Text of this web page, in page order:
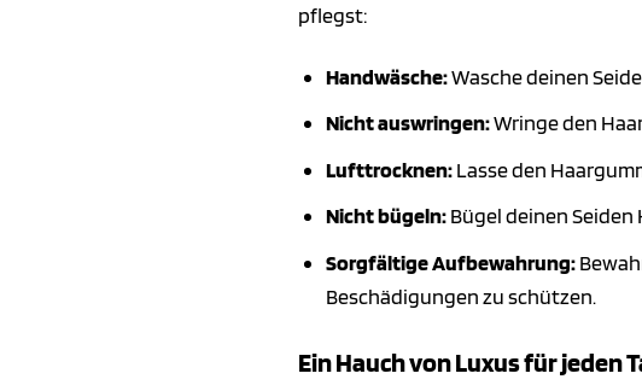
pflegst:
Handwäsche:Wasche deinen
Nicht auswringen:Wringe den
Lufttrocknen:Lasse den
Nicht bügeln:Bügel deinen Seiden
Sorgfältige Aufbewahrung:
Beschädigungen zu schützen.
Ein Hauch von Luxus für jeden